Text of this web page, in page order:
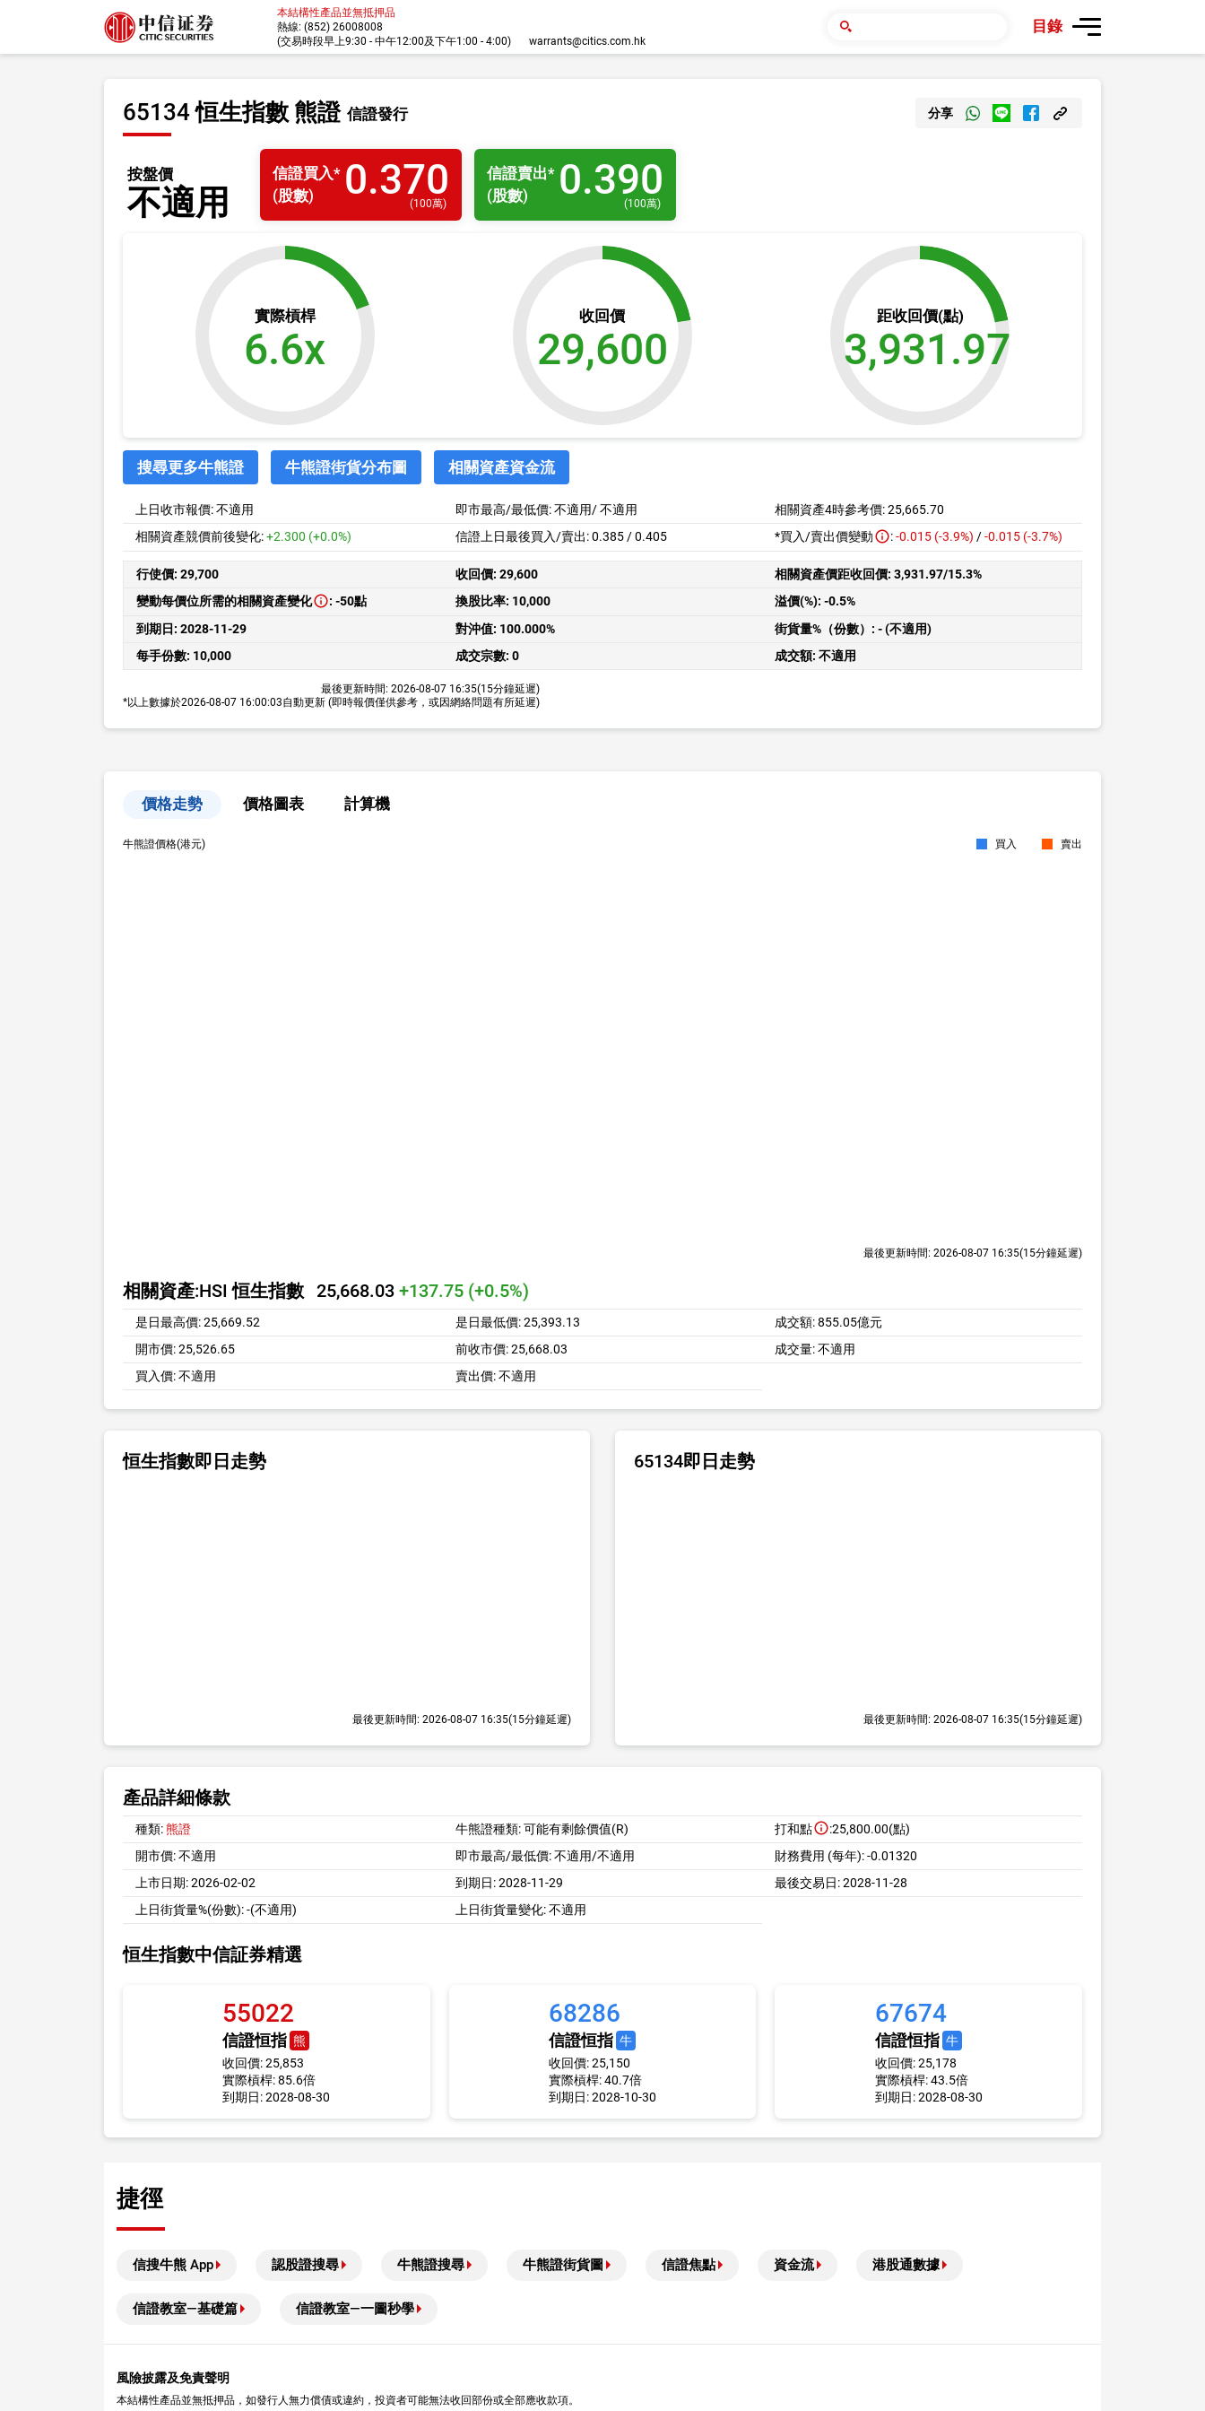
本結構性產品並無抵押品
熱線: (852) 26008008
(交易時段早上9:30 - 中午12:00及下午1:00 - 4:00)
warrants@citics.com.hk
目錄
65134 恒生指數 熊證 信證發行 分享
按盤價
不適用
信證買入*
(股數)
0.370
(100萬)
信證賣出*
(股數)
0.390
(100萬)
實際槓桿
6.6x
收回價
29,600
距收回價(點)
3,931.97
搜尋更多牛熊證 牛熊證街貨分布圖 相關資產資金流
上日收市報價:不適用 即市最高/最低價:不適用/不適用 相關資產4時參考價:25,665.70
相關資產競價前後變化:+2.300 (+0.0%) 信證上日最後買入/賣出: 0.385 / 0.405 *買入/賣出價變動 :-0.015 (-3.9%) /-0.015 (-3.7%)
行使價: 29,700 收回價: 29,600 相關資產價距收回價: 3,931.97/15.3%
變動每價位所需的相關資產變化
: -50點 換股比率: 10,000 溢價(%): -0.5%
到期日: 2028-11-29 對沖值: 100.000% 街貨量%（份數）: - (不適用)
每手份數: 10,000 成交宗數: 0 成交額: 不適用
最後更新時間: 2026-08-07 16:35(15分鐘延遲)
*以上數據於2026-08-07 16:00:03自動更新 (即時報價僅供參考，或因網絡問題有所延遲)
價格走勢 價格圖表 計算機
牛熊證價格(港元) 買入 賣出
最後更新時間: 2026-08-07 16:35(15分鐘延遲)
相關資產:HSI 恒生指數 25,668.03 +137.75 (+0.5%)
是日最高價:25,669.52 是日最低價:25,393.13 成交額:855.05億元
開市價:25,526.65 前收市價:25,668.03 成交量:不適用
買入價:不適用 賣出價:不適用
恒生指數即日走勢
最後更新時間: 2026-08-07 16:35(15分鐘延遲)
65134即日走勢
最後更新時間: 2026-08-07 16:35(15分鐘延遲)
產品詳細條款
種類:熊證 牛熊證種類: 可能有剩餘價值(R) 打和點 :25,800.00(點)
開市價:不適用 即市最高/最低價:不適用/不適用 財務費用 (每年):-0.01320
上市日期:2026-02-02 到期日:2028-11-29 最後交易日:2028-11-28
上日街貨量%(份數):-(不適用) 上日街貨量變化: 不適用
恒生指數中信証券精選
55022
信證恒指 熊
收回價: 25,853
實際槓桿: 85.6倍
到期日: 2028-08-30
68286
信證恒指 牛
收回價: 25,150
實際槓桿: 40.7倍
到期日: 2028-10-30
67674
信證恒指 牛
收回價: 25,178
實際槓桿: 43.5倍
到期日: 2028-08-30
捷徑
信搜牛熊 App 認股證搜尋 牛熊證搜尋 牛熊證街貨圖 信證焦點 資金流 港股通數據
信證教室—基礎篇 信證教室—一圖秒學
風險披露及免責聲明
本結構性產品並無抵押品，如發行人無力償債或違約，投資者可能無法收回部份或全部應收款項。